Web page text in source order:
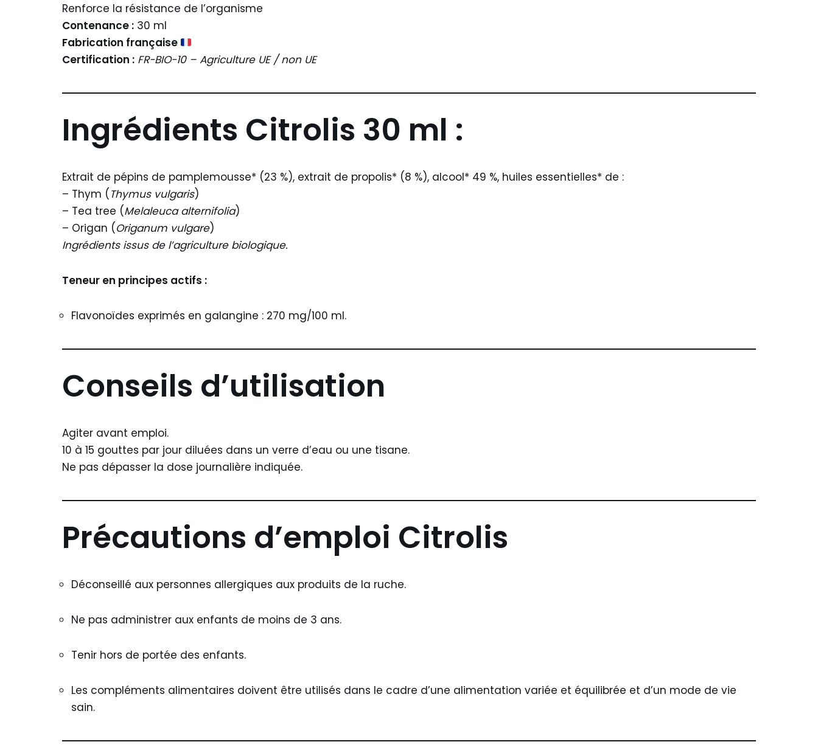
Renforce la résistance de l’organisme
Contenance : 30 ml
Fabrication française
Certification : FR-BIO-10 – Agriculture UE / non UE
Ingrédients Citrolis 30 ml :
Extrait de pépins de pamplemousse* (23 %), extrait de propolis* (8 %), alcool* 49 %, huiles essentielles* de :
– Thym ( Thymus vulgaris)
– Tea tree (Melaleuca alternifolia)
– Origan (Origanum vulgare)
Ingrédients issus de l’agriculture biologique.
Teneur en principes actifs :
Flavonoïdes exprimés en galangine : 270 mg/100 ml.
Conseils d’utilisation
Agiter avant emploi.
10 à 15 gouttes par jour diluées dans un verre d’eau ou une tisane.
Ne pas dépasser la dose journalière indiquée.
Précautions d’emploi Citrolis
Déconseillé aux personnes allergiques aux produits de la ruche.
Ne pas administrer aux enfants de moins de 3 ans.
Tenir hors de portée des enfants.
Les compléments alimentaires doivent être utilisés dans le cadre d’une alimentation variée et équilibrée et d’un mode de vie
sain.